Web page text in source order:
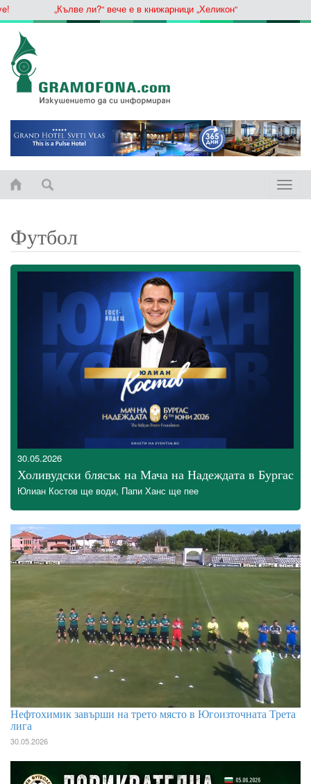
„Кълве ли?“ вече е в книжарници „Хеликон“
Toggle
Футбол
30.05.2026
Холивудски блясък на Мача на Надеждата в Бургас
Юлиан Костов ще води, Папи Ханс ще пее
Нефтохимик завърши на трето място в Югоизточната Трета
лига
30.05.2026